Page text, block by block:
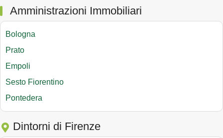
Amministrazioni Immobiliari
Bologna
Prato
Empoli
Sesto Fiorentino
Pontedera
Dintorni di Firenze